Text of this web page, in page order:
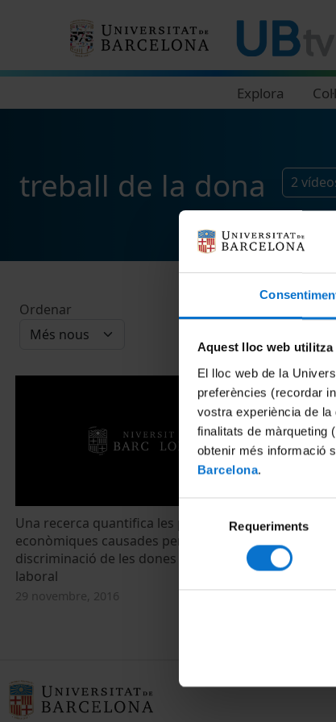
Aquest lloc web utilitza
El lloc web de la
preferències (recordar
vostra experiència de
finalitats de màrqueting
obtenir més informació
Barcelona.
Selecció
consentiment
Requeriments
Explora
treball de la dona 2
Ordenar
Una recerca quantifica les pèrdues
econòmiques causades per la
discriminació de les dones en el món
laboral
29 novembre, 2016
Una
mundo